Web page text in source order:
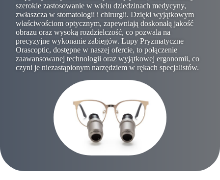
szerokie zastosowanie w wielu dziedzinach medycyny,
zwłaszcza w stomatologii i chirurgii. Dzięki wyjątkowym
właściwościom optycznym, zapewniają doskonałą jakość
obrazu oraz wysoką rozdzielczość, co pozwala na
precyzyjne wykonanie zabiegów. Lupy Pryzmatyczne
Orascoptic, dostępne w naszej ofercie, to połączenie
zaawansowanej technologii oraz wyjątkowej ergonomii, co
czyni je niezastąpionym narzędziem w rękach specjalistów.